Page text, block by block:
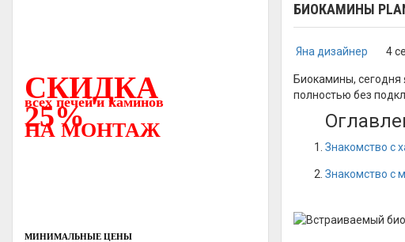
СКИДКА
всех печей и каминов
25%
НА МОНТАЖ
МИНИМАЛЬНЫЕ ЦЕНЫ
БИОКАМИНЫ
Яна дизайнер 4
Биокамины,
полностью без
Знакомство с
Знакомство с